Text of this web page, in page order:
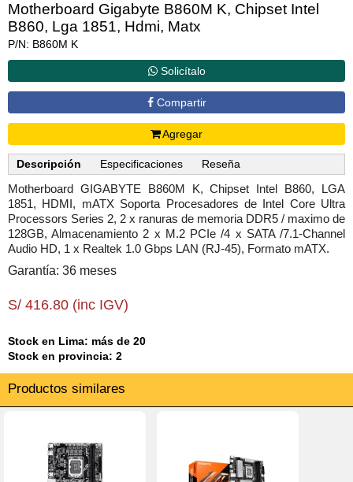
Motherboard Gigabyte B860M K, Chipset Intel
B860, Lga 1851, Hdmi, Matx
P/N: B860M K
Solicítalo
Compartir
Agregar
Descripción Especificaciones Reseña
Motherboard GIGABYTE B860M K, Chipset Intel B860, LGA
1851, HDMI, mATX Soporta Procesadores de Intel Core Ultra
Processors Series 2, 2 x ranuras de memoria DDR5 / maximo de
128GB, Almacenamiento 2 x M.2 PCIe /4 x SATA /7.1-Channel
Audio HD, 1 x Realtek 1.0 Gbps LAN (RJ-45), Formato mATX.
Garantía: 36 meses
S/ 416.80 (inc IGV)
Stock en Lima: más de 20
Stock en provincia: 2
Productos similares